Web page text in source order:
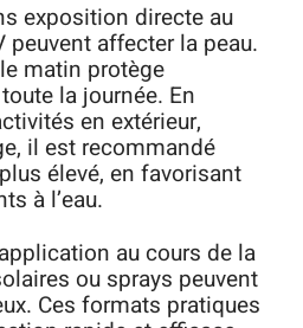
exposition directe au
peuvent affecter la peau.
matin protège
la journée. En
en extérieur,
il est recommandé
élevé, en favorisant
à l’eau.
au cours de la
ou sprays peuvent
Ces formats pratiques